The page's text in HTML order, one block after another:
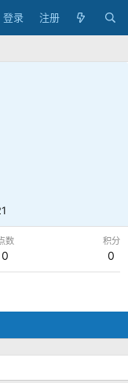
登录 注册
数
0
积分
0